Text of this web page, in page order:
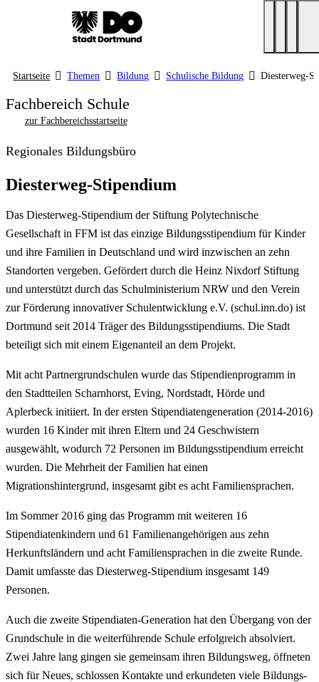
Startseite Themen Bildung Schulische Bildung Diesterweg-
Fachbereich Schule
zur Fachbereichsstartseite
Regionales Bildungsbüro
Diesterweg-Stipendium
Das Diesterweg-Stipendium der Stiftung Polytechnische
Gesellschaft in FFM ist das einzige Bildungsstipendium für Kinder
und ihre Familien in Deutschland und wird inzwischen an zehn
Standorten vergeben. Gefördert durch die Heinz Nixdorf Stiftung
und unterstützt durch das Schulministerium NRW und den Verein
zur Förderung innovativer Schulentwicklung e.V. (schul.inn.do) ist
Dortmund seit 2014 Träger des Bildungsstipendiums. Die Stadt
beteiligt sich mit einem Eigenanteil an dem Projekt.
Mit acht Partnergrundschulen wurde das Stipendienprogramm in
den Stadtteilen Scharnhorst, Eving, Nordstadt, Hörde und
Aplerbeck initiiert. In der ersten Stipendiatengeneration (2014-2016)
wurden 16 Kinder mit ihren Eltern und 24 Geschwistern
ausgewählt, wodurch 72 Personen im Bildungsstipendium erreicht
wurden. Die Mehrheit der Familien hat einen
Migrationshintergrund, insgesamt gibt es acht Familiensprachen.
Im Sommer 2016 ging das Programm mit weiteren 16
Stipendiatenkindern und 61 Familienangehörigen aus zehn
Herkunftsländern und acht Familiensprachen in die zweite Runde.
Damit umfasste das Diesterweg-Stipendium insgesamt 149
Personen.
Auch die zweite Stipendiaten-Generation hat den Übergang von der
Grundschule in die weiterführende Schule erfolgreich absolviert.
Zwei Jahre lang gingen sie gemeinsam ihren Bildungsweg, öffneten
sich für Neues, schlossen Kontakte und erkundeten viele Bildungs-